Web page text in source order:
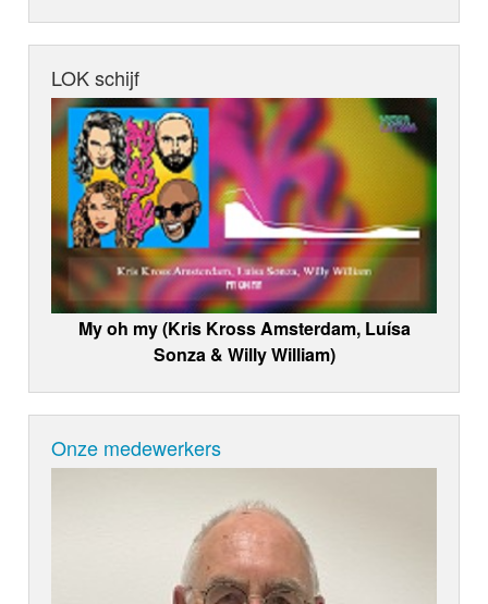
LOK schijf
My oh my (Kris Kross Amsterdam, Luísa
Sonza & Willy William)
Onze medewerkers